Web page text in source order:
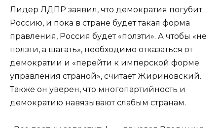
Лидер ЛДПР заявил, что демократия погубит
Россию, и пока в стране будет такая форма
правления, Россия будет «ползти». А чтобы «не
ползти, а шагать», необходимо отказаться от
демократии и «перейти к имперской форме
управления страной», считает Жириновский.
Также он уверен, что многопартийность и
демократию навязывают слабым странам.